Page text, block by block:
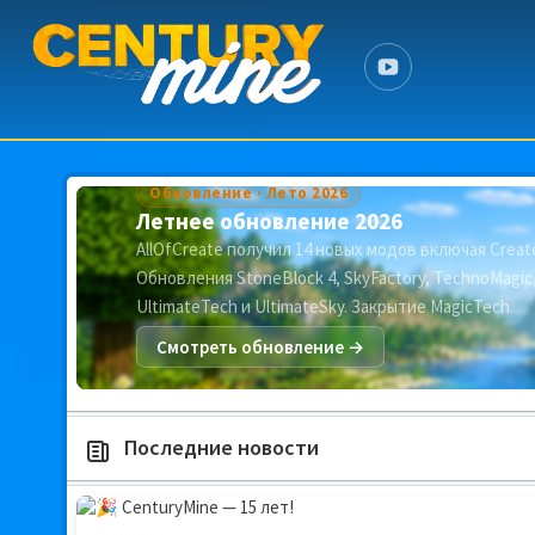
Обновление · Лето 2026
Летнее обновление 2026
AllOfCreate получил 14 новых модов включая
Обновления StoneBlock 4, SkyFactory,
UltimateTech и UltimateSky. Закрытие MagicTech.
Смотреть обновление →
Последние новости